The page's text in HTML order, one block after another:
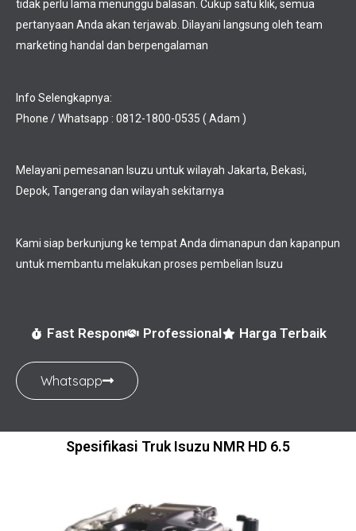
tidak perlu lama menunggu balasan. Cukup satu klik, semua
pertanyaan Anda akan terjawab. Dilayani langsung oleh team
marketing handal dan berpengalaman
Info Selengkapnya:
Phone / Whatsapp : 0812-1800-0535 ( Adam )
Melayani pemesanan Isuzu untuk wilayah Jakarta, Bekasi,
Depok, Tangerang dan wilayah sekitarnya
Kami siap berkunjung ke tempat Anda dimanapun dan kapanpun
untuk membantu melakukan proses pembelian Isuzu
Fast Respon Professional Harga Terbaik
Whatsapp
Spesifikasi Truk Isuzu NMR HD 6.5